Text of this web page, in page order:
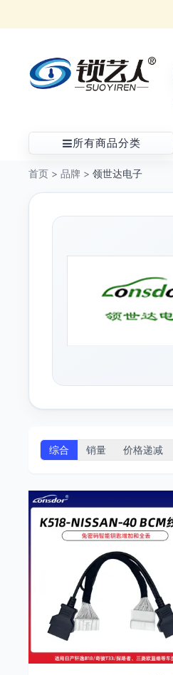
所有商品分类
首页 > 品牌 > 领世达电子
综合 销量 价格递减